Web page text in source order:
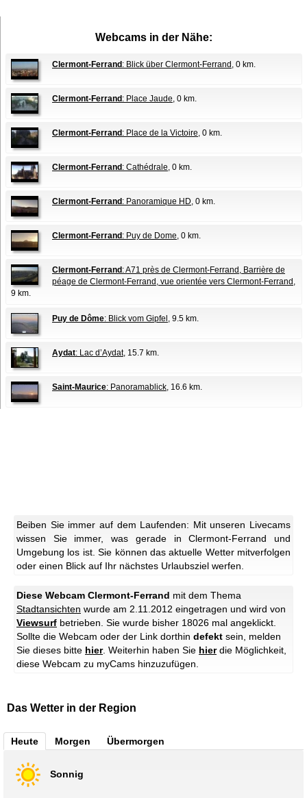
Webcams in der Nähe:
Clermont-Ferrand : Blick über Clermont-Ferrand , 0 km.
Clermont-Ferrand : Place Jaude, 0 km.
Clermont-Ferrand : Place de la Victoire, 0 km.
Clermont-Ferrand : Cathédrale, 0 km.
Clermont-Ferrand : Panoramique HD, 0 km.
Clermont-Ferrand : Puy de Dome, 0 km.
Clermont-Ferrand : A71 près de Clermont-Ferrand, Barrière de
péage de Clermont-Ferrand, vue orientée vers Clermont-Ferrand ,
9 km.
Puy de Dôme: Blick vom Gipfel , 9.5 km.
Aydat: Lac d’Aydat, 15.7 km.
Saint-Maurice: Panoramablick, 16.6 km.
Beiben Sie immer auf dem Laufenden: Mit unseren Livecams
wissen Sie immer, was gerade in Clermont-Ferrand und
Umgebung los ist. Sie können das aktuelle Wetter mitverfolgen
oder einen Blick auf Ihr nächstes Urlaubsziel werfen.
Diese Webcam Clermont-Ferrand mit dem Thema
Stadtansichten wurde am 2.11.2012 eingetragen und wird von
Viewsurf betrieben. Sie wurde bisher 18026 mal angeklickt.
Sollte die Webcam oder der Link dorthin defekt sein, melden
Sie dieses bitte hier. Weiterhin haben Sie hierdie Möglichkeit,
diese Webcam zu myCams hinzuzufügen.
Das Wetter in der Region
Heute Morgen Übermorgen
Sonnig